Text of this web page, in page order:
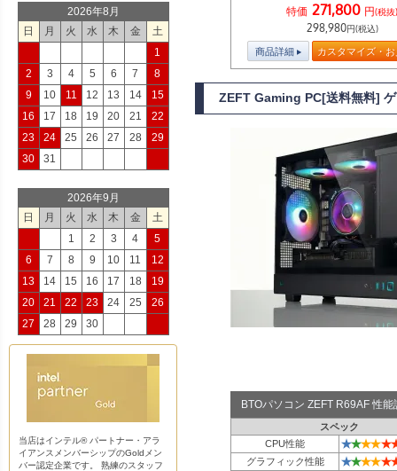
特価 271,800 円(税抜
298,980円(税込)
商品詳細 カスタマイズ・
ZEFT Gaming PC[送料無料]
BTOパソコン ZEFT R69AF 性
スペック
CPU性能
★★★★★
グラフィック性能 ★★★★★
2026年8月
日
月 火 水 木 金
土
1
2
3 4 5 6 7
8
9
10 11 12 13 14
15
16
17 18 19 20 21
22
23
24 25 26 27 28
29
30
31
2026年9月
日
月 火 水 木 金
土
1
2 3 4
5
6
7 8 9 10 11
12
13
14 15 16 17 18
19
20
21 22 23 24 25
26
27
28 29 30
当店はインテル® パートナー・アラ
イアンスメンバーシップのGoldメン
バー認定企業です。 熟練のスタッフ